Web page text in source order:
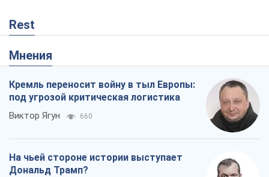
Rest
Мнения
Кремль переносит войну в тыл Европы:
под угрозой критическая логистика
Виктор Ягун 660
На чьей стороне истории выступает
Дональд Трамп?